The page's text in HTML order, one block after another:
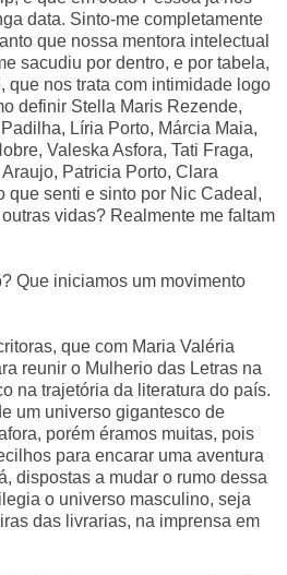
data. Sinto-me completamente
que nossa mentora intelectual
sacudiu por dentro, e por tabela,
que nos trata com intimidade logo
definir Stella Maris Rezende,
Líria Porto, Márcia Maia,
Valeska Asfora, Tati Fraga,
Patricia Porto, Clara
que senti e sinto por Nic Cadeal,
vidas? Realmente me faltam
Que iniciamos um movimento
que com Maria Valéria
reunir o Mulherio das Letras na
na trajetória da literatura do país.
um universo gigantesco de
porém éramos muitas, pois
para encarar uma aventura
dispostas a mudar o rumo dessa
o universo masculino, seja
das livrarias, na imprensa em